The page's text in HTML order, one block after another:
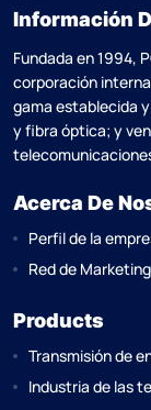
Información
Fundada en 1994,
corporación
gama establecida
y fibra óptica; y
Acerca De
Perfil de la
Red de Marketing
Products
Transmisión de
Industria de las